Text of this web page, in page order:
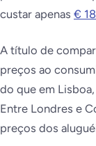
custar apenas €
A título de
preços ao
do que em
Entre Londres e
preços dos